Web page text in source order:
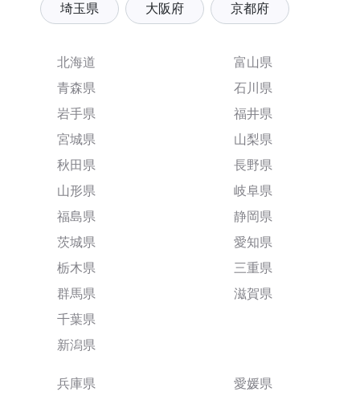
埼玉県 大阪府 京都府
北海道
青森県
岩手県
宮城県
秋田県
山形県
福島県
茨城県
栃木県
群馬県
千葉県
新潟県
富山県
石川県
福井県
山梨県
長野県
岐阜県
静岡県
愛知県
三重県
滋賀県
兵庫県
愛媛県